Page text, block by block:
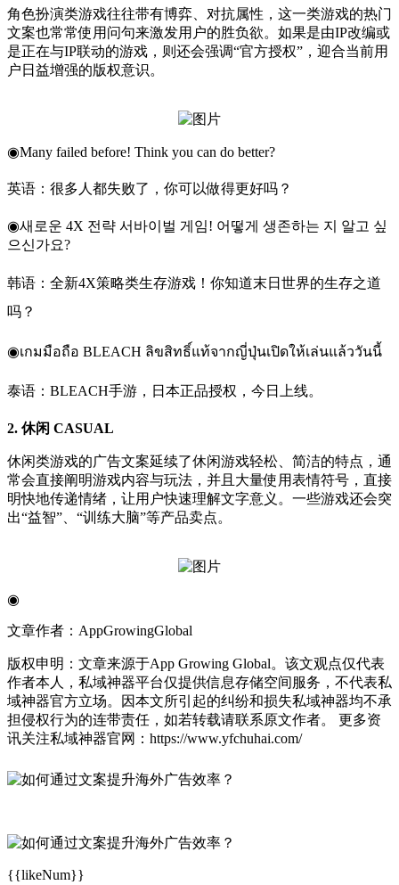
角色扮演类游戏往往带有博弈、对抗属性，这一类游戏的热门
文案也常常使用问句来激发用户的胜负欲。如果是由IP改编或
是正在与IP联动的游戏，则还会强调“官方授权”，迎合当前用
户日益增强的版权意识。
◉Many failed before! Think you can do better?
英语：很多人都失败了，你可以做得更好吗？
◉새로운 4X 전략 서바이벌 게임! 어떻게 생존하는 지 알고 싶
으신가요?
韩语：全新4X策略类生存游戏！你知道末日世界的生存之道
吗？
◉เกมมือถือ BLEACH ลิขสิทธิ์แท้จากญี่ปุ่นเปิดให้เล่นแล้ววันนี้
泰语：BLEACH手游，日本正品授权，今日上线。
2. 休闲 CASUAL
休闲类游戏的广告文案延续了休闲游戏轻松、简洁的特点，通
常会直接阐明游戏内容与玩法，并且大量使用表情符号，直接
明快地传递情绪，让用户快速理解文字意义。一些游戏还会突
出“益智”、“训练大脑”等产品卖点。
◉
文章作者：AppGrowingGlobal
版权申明：文章来源于App Growing Global。该文观点仅代表
作者本人，私域神器平台仅提供信息存储空间服务，不代表私
域神器官方立场。因本文所引起的纠纷和损失私域神器均不承
担侵权行为的连带责任，如若转载请联系原文作者。 更多资
讯关注私域神器官网：https://www.yfchuhai.com/
{{likeNum}}